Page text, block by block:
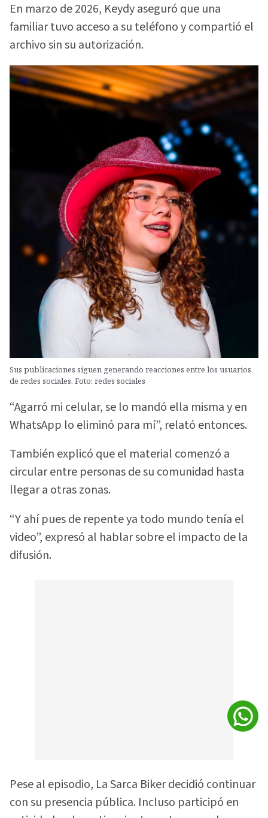
En marzo de 2026, Keydy aseguró que una
familiar tuvo acceso a su teléfono y compartió el
archivo sin su autorización.
Sus publicaciones siguen generando reacciones entre los usuarios
de redes sociales. Foto: redes sociales
“Agarró mi celular, se lo mandó ella misma y en
WhatsApp lo eliminó para mí”, relató entonces.
También explicó que el material comenzó a
circular entre personas de su comunidad hasta
llegar a otras zonas.
“Y ahí pues de repente ya todo mundo tenía el
video”, expresó al hablar sobre el impacto de la
difusión.
Pese al episodio, La Sarca Biker decidió continuar
con su presencia pública. Incluso participó en